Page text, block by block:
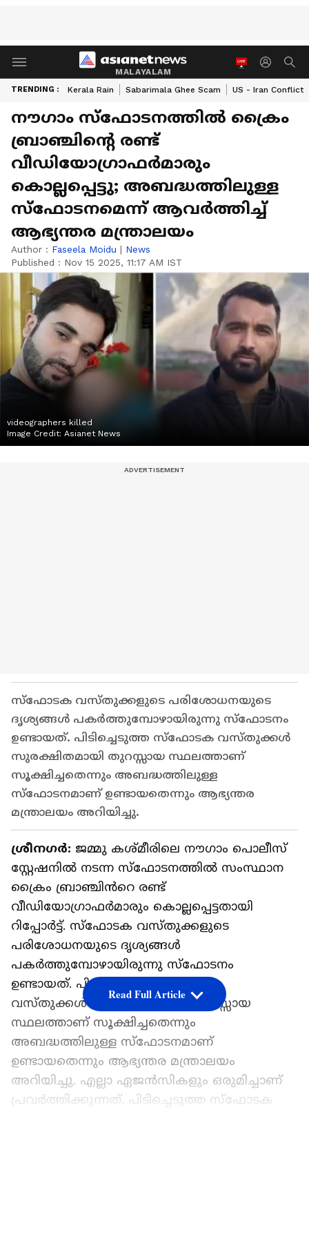
MALAYALAM
TRENDING : Kerala Rain Sabarimala Ghee Scam US - Iran Conflict
നൗഗാം സ്ഫോടനത്തിൽ ക്രൈം
ബ്രാഞ്ചിൻ്റെ രണ്ട്
വീഡിയോഗ്രാഫർമാരും
കൊല്ലപ്പെട്ടു; അബദ്ധത്തിലുള്ള
സ്ഫോടനമെന്ന് ആവർത്തിച്ച്
ആഭ്യന്തര മന്ത്രാലയം
Author : Faseela Moidu | News
Published : Nov 15 2025, 11:17 AM IST
videographers killed
Image Credit: Asianet News
സ്ഫോടക വസ്തുക്കളുടെ പരിശോധനയുടെ
ദൃശ്യങ്ങൾ പകർത്തുമ്പോഴായിരുന്നു സ്ഫോടനം
ഉണ്ടായത്. പിടിച്ചെടുത്ത സ്ഫോടക വസ്തുക്കൾ
സുരക്ഷിതമായി തുറസ്സായ സ്ഥലത്താണ്
സൂക്ഷിച്ചതെന്നും അബദ്ധത്തിലുള്ള
സ്ഫോടനമാണ് ഉണ്ടായതെന്നും ആഭ്യന്തര
മന്ത്രാലയം അറിയിച്ചു.
ശ്രീന​ഗർ: ജമ്മു കശ്മീരിലെ നൗഗാം പൊലീസ്
സ്റ്റേഷനിൽ നടന്ന സ്ഫോടനത്തിൽ സംസ്ഥാന
ക്രൈം ബ്രാഞ്ചിൻറെ രണ്ട്
വീഡിയോഗ്രാഫർമാരും കൊല്ലപ്പെട്ടതായി
റിപ്പോർട്ട്. സ്ഫോടക വസ്തുക്കളുടെ
പരിശോധനയുടെ ദൃശ്യങ്ങൾ
പകർത്തുമ്പോഴായിരുന്നു സ്ഫോടനം
ഉണ്ടായത്. പിടിച്ചെടുത്ത സ്ഫോടക
വസ്തുക്കൾ സുരക്ഷിതമായി തുറസ്സായ
സ്ഥലത്താണ് സൂക്ഷിച്ചതെന്നും
അബദ്ധത്തിലുള്ള സ്ഫോടനമാണ്
ഉണ്ടായതെന്നും ആഭ്യന്തര മന്ത്രാലയം
അറിയിച്ചു. എല്ലാ ഏജൻസികളും ഒരുമിച്ചാണ്
പ്രവർത്തിക്കുന്നത്. പിടിച്ചെടുത്ത സ്ഫോടക
Read Full Article